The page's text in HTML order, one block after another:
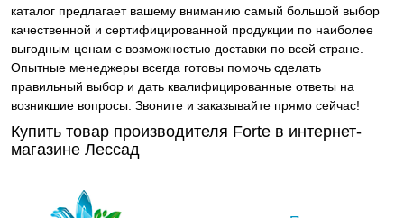
каталог предлагает вашему вниманию самый большой выбор
качественной и сертифицированной продукции по наиболее
выгодным ценам с возможностью доставки по всей стране.
Опытные менеджеры всегда готовы помочь сделать
правильный выбор и дать квалифицированные ответы на
возникшие вопросы. Звоните и заказывайте прямо сейчас!
Купить товар производителя Forte в интернет-
магазине Лессад